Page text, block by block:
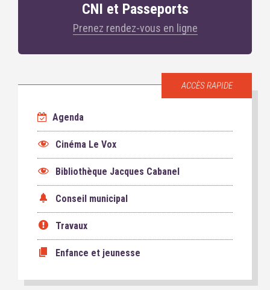
CNI et Passeports
Prenez rendez-vous en ligne
ACCÈS RAPIDE
Agenda
Cinéma Le Vox
Bibliothèque Jacques Cabanel
Conseil municipal
Travaux
Enfance et jeunesse